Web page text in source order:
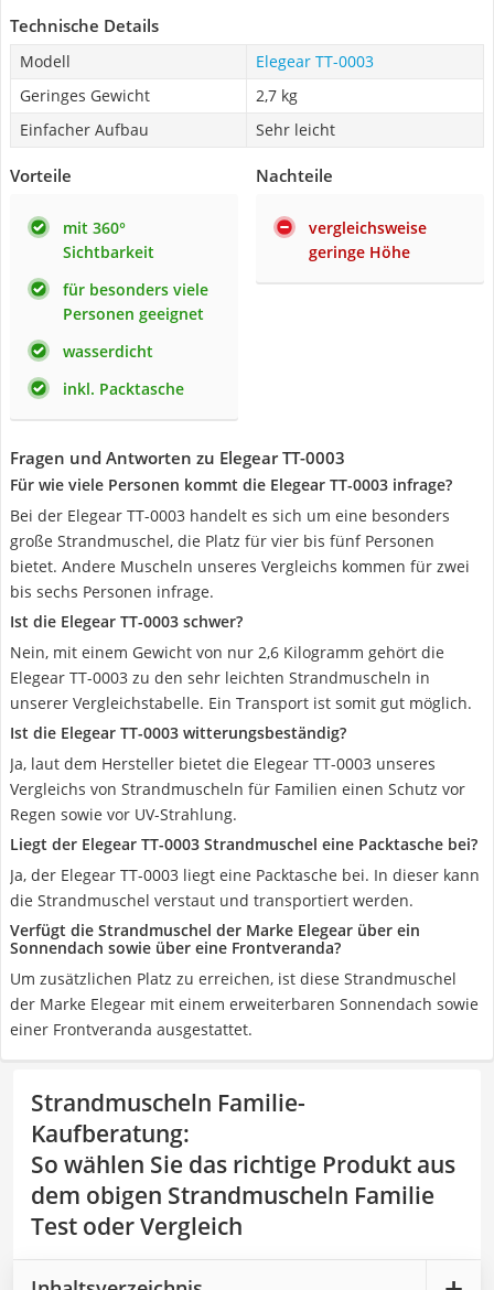
Technische Details
Modell
Elegear ‎TT-0003
Geringes Gewicht
2,7 kg
Einfacher Aufbau
Sehr leicht
Vorteile
mit 360°
Sichtbarkeit
für besonders viele
Personen geeignet
wasserdicht
inkl. Packtasche
Nachteile
vergleichsweise
geringe Höhe
Fragen und Antworten zu Elegear ‎TT-0003
Für wie viele Personen kommt die Elegear TT-0003 infrage?
Bei der Elegear TT-0003 handelt es sich um eine besonders
große Strandmuschel, die Platz für vier bis fünf Personen
bietet. Andere Muscheln unseres Vergleichs kommen für zwei
bis sechs Personen infrage.
Ist die Elegear TT-0003 schwer?
Nein, mit einem Gewicht von nur 2,6 Kilogramm gehört die
Elegear TT-0003 zu den sehr leichten Strandmuscheln in
unserer Vergleichstabelle. Ein Transport ist somit gut möglich.
Ist die Elegear TT-0003 witterungsbeständig?
Ja, laut dem Hersteller bietet die Elegear TT-0003 unseres
Vergleichs von Strandmuscheln für Familien einen Schutz vor
Regen sowie vor UV-Strahlung.
Liegt der Elegear TT-0003 Strandmuschel eine Packtasche bei?
Ja, der Elegear TT-0003 liegt eine Packtasche bei. In dieser kann
die Strandmuschel verstaut und transportiert werden.
Verfügt die Strandmuschel der Marke Elegear über ein
Sonnendach sowie über eine Frontveranda?
Um zusätzlichen Platz zu erreichen, ist diese Strandmuschel
der Marke Elegear mit einem erweiterbaren Sonnendach sowie
einer Frontveranda ausgestattet.
Strandmuscheln Familie-
Kaufberatung:
So wählen Sie das richtige Produkt aus
dem obigen Strandmuscheln Familie
Test oder Vergleich